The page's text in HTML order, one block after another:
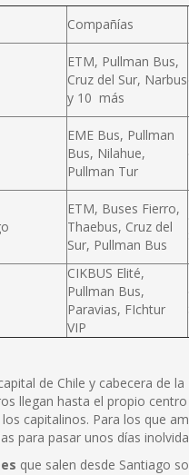
Compañías
ETM, Pullman Bus,
Cruz del Sur, Narbus
y 10 más
EME Bus, Pullman
Bus, Nilahue,
Pullman Tur
ETM, Buses Fierro,
Thaebus, Cruz del
Sur, Pullman Bus
CIKBUS Elité,
Pullman Bus,
Paravias, FIchtur
VIP
de Chile y cabecera de
llegan hasta el propio
capitalinos. Para los que
para pasar unos días
que salen desde Santiago